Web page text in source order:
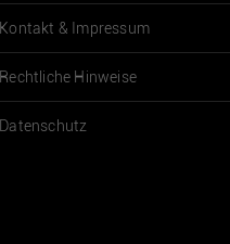
Kontakt & Impressum
Rechtliche Hinweise
Datenschutz